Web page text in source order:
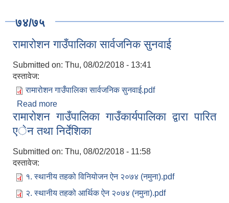
७४/७५
रामारोशन गाउँपालिका सार्वजनिक सुनवाई
Submitted on: Thu, 08/02/2018 - 13:41
दस्तावेज:
रामारोशन गाउँपालिका सार्वजनिक सुनवाई.pdf
Read more
रामाराेशन गाउँपालिका गाउँकार्यपालिका द्वारा पारित
एेन तथा निर्देशिका
Submitted on: Thu, 08/02/2018 - 11:58
दस्तावेज:
१. स्थानीय तहको विनियोजन ऐन २०७४ (नमुना).pdf
२. स्थानीय तहको आर्थिक ऐन २०७४ (नमुना).pdf